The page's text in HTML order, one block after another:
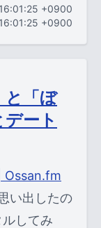
+0900
+0900
と「ぼ
ート
Ossan.fm
い出したの
してみ